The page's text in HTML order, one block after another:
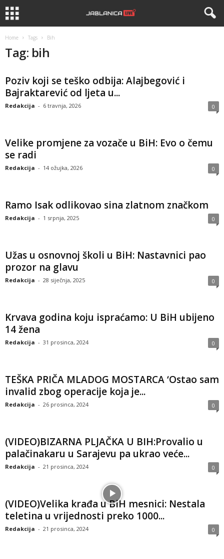
Home Tags Bih
Tag: bih
Poziv koji se teško odbija: Alajbegović i
Bajraktarević od ljeta u...
Redakcija - 6 travnja, 2026 0
Velike promjene za vozače u BiH: Evo o čemu
se radi
Redakcija - 14 ožujka, 2026 0
Ramo Isak odlikovao sina zlatnom značkom
Redakcija - 1 srpnja, 2025 0
Užas u osnovnoj školi u BiH: Nastavnici pao
prozor na glavu
Redakcija - 28 siječnja, 2025 0
Krvava godina koju ispraćamo: U BiH ubijeno
14 žena
Redakcija - 31 prosinca, 2024 0
TEŠKA PRIČA MLADOG MOSTARCA ‘Ostao sam
invalid zbog operacije koja je...
Redakcija - 26 prosinca, 2024 0
(VIDEO)BIZARNA PLJAČKA U BIH:Provalio u
palačinakaru u Sarajevu pa ukrao veće...
Redakcija - 21 prosinca, 2024 0
(VIDEO)Velika krađa u BiH mesnici: Nestala
teletina u vrijednosti preko 1000...
Redakcija - 21 prosinca, 2024 0